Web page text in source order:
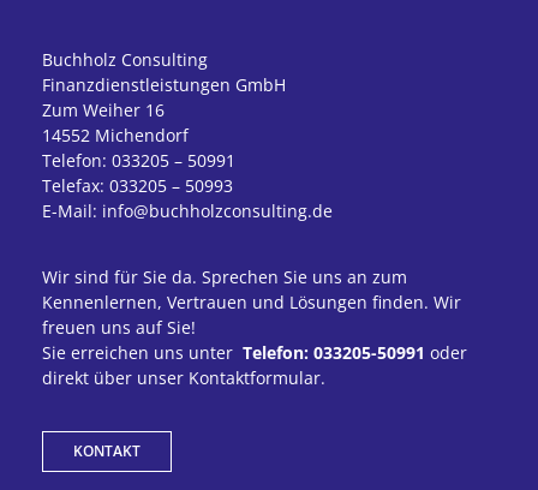
Buchholz Consulting
Finanzdienstleistungen GmbH
Zum Weiher 16
14552 Michendorf
Telefon: 033205 – 50991
Telefax: 033205 – 50993
E-Mail: info@buchholzconsulting.de
Wir sind für Sie da. Sprechen Sie uns an zum
Kennenlernen, Vertrauen und Lösungen finden. Wir
freuen uns auf Sie!
Sie erreichen uns unter Telefon: 033205-50991 oder
direkt über unser Kontaktformular.
KONTAKT